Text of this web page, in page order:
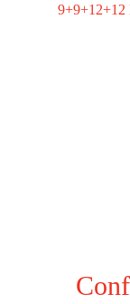
9+9+12+12